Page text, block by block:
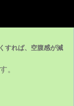
すれば、空腹感が減
。